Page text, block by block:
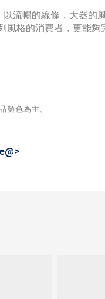
以流暢的線條，大器
風格的消費者，更能夠
顏色為主。